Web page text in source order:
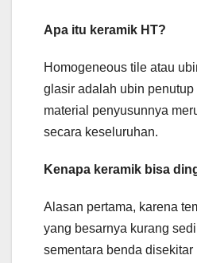
Apa itu keramik HT?
Homogeneous tile atau
glasir adalah ubin
material penyusunnya
secara keseluruhan.
Kenapa keramik bisa
Alasan pertama, karena
yang besarnya kurang
sementara benda disekitar